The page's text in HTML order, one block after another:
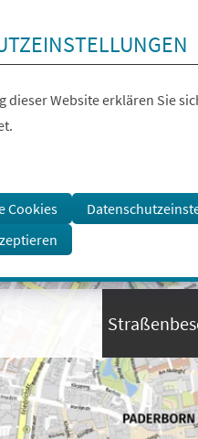
dieser Website erklären Sie
Cookies